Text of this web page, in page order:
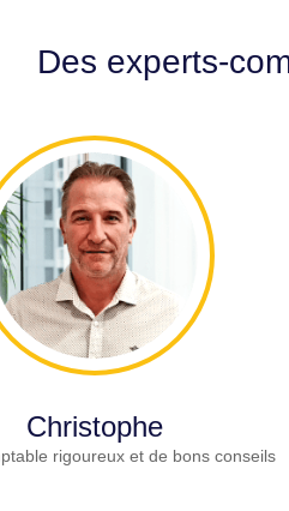
Des experts-
Christophe
rigoureux et de bons conseils